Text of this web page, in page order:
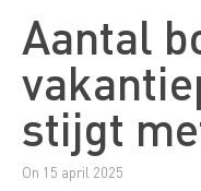
Aantal boekers
stijgt
On 15 april 2025